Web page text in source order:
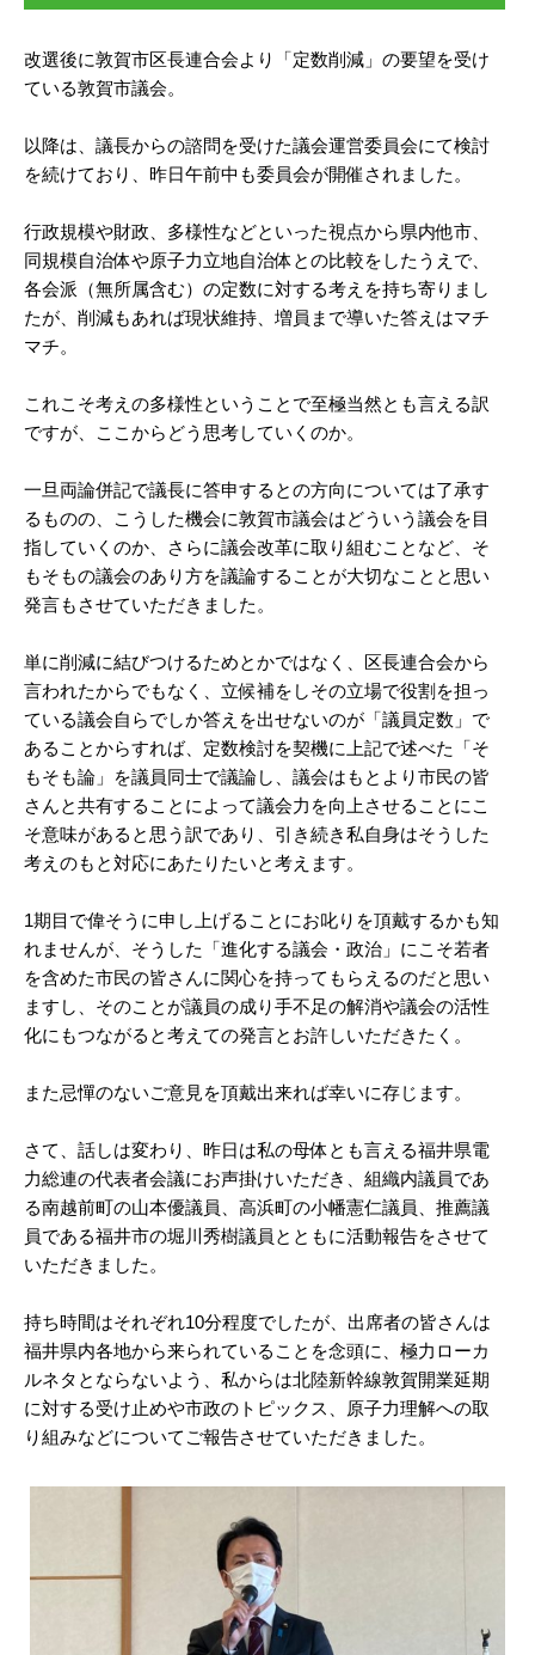
改選後に敦賀市区長連合会より「定数削減」の要望を受け
ている敦賀市議会。
以降は、議長からの諮問を受けた議会運営委員会にて検討
を続けており、昨日午前中も委員会が開催されました。
行政規模や財政、多様性などといった視点から県内他市、
同規模自治体や原子力立地自治体との比較をしたうえで、
各会派（無所属含む）の定数に対する考えを持ち寄りまし
たが、削減もあれば現状維持、増員まで導いた答えはマチ
マチ。
これこそ考えの多様性ということで至極当然とも言える訳
ですが、ここからどう思考していくのか。
一旦両論併記で議長に答申するとの方向については了承す
るものの、こうした機会に敦賀市議会はどういう議会を目
指していくのか、さらに議会改革に取り組むことなど、そ
もそもの議会のあり方を議論することが大切なことと思い
発言もさせていただきました。
単に削減に結びつけるためとかではなく、区長連合会から
言われたからでもなく、立候補をしその立場で役割を担っ
ている議会自らでしか答えを出せないのが「議員定数」で
あることからすれば、定数検討を契機に上記で述べた「そ
もそも論」を議員同士で議論し、議会はもとより市民の皆
さんと共有することによって議会力を向上させることにこ
そ意味があると思う訳であり、引き続き私自身はそうした
考えのもと対応にあたりたいと考えます。
1期目で偉そうに申し上げることにお叱りを頂戴するかも知
れませんが、そうした「進化する議会・政治」にこそ若者
を含めた市民の皆さんに関心を持ってもらえるのだと思い
ますし、そのことが議員の成り手不足の解消や議会の活性
化にもつながると考えての発言とお許しいただきたく。
また忌憚のないご意見を頂戴出来れば幸いに存じます。
さて、話しは変わり、昨日は私の母体とも言える福井県電
力総連の代表者会議にお声掛けいただき、組織内議員であ
る南越前町の山本優議員、高浜町の小幡憲仁議員、推薦議
員である福井市の堀川秀樹議員とともに活動報告をさせて
いただきました。
持ち時間はそれぞれ10分程度でしたが、出席者の皆さんは
福井県内各地から来られていることを念頭に、極力ローカ
ルネタとならないよう、私からは北陸新幹線敦賀開業延期
に対する受け止めや市政のトピックス、原子力理解への取
り組みなどについてご報告させていただきました。